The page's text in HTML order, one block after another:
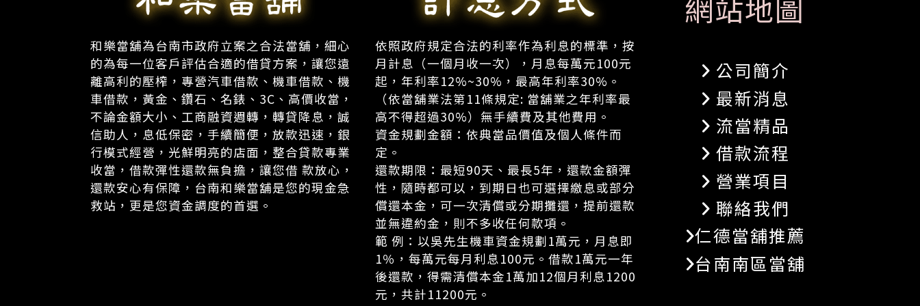
和樂當舖為台南市政府立案之合法當舖，細心
的為每一位客戶評估合適的借貸方案，讓您遠
離高利的壓榨，專營汽車借款、機車借款、機
車借款，黃金、鑽石、名錶、3C、高價收當，
不論金額大小、工商融資週轉，轉貸降息，誠
信助人，息低保密，手續簡便，放款迅速，銀
行模式經營，光鮮明亮的店面，整合貸款專業
收當，借款彈性還款無負擔，讓您借 款放心，
還款安心有保障，台南和樂當舖是您的現金急
救站，更是您資金調度的首選。
依照政府規定合法的利率作為利息的標準，按
月計息（一個月收一次），月息每萬元100元
起，年利率12%~30%，最高年利率30%。
（依當舖業法第11條規定: 當舖業之年利率最
高不得超過30%）無手續費及其他費用。
資金規劃金額：依典當品價值及個人條件而
定。
還款期限：最短90天、最長5年，還款金額彈
性，隨時都可以，到期日也可選擇繳息或部分
償還本金，可一次清償或分期攤還，提前還款
並無違約金，則不多收任何款項。
範 例：以吳先生機車資金規劃1萬元，月息即
1％，每萬元每月利息100元。借款1萬元一年
後還款，得需清償本金1萬加12個月利息1200
元，共計11200元。
網站地圖
公司簡介
最新消息
流當精品
借款流程
營業項目
聯絡我們
仁德當舖推薦
台南南區當舖